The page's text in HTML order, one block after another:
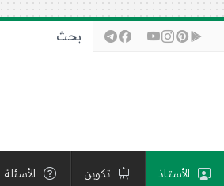
الأستاذ تكوين الأسئلة